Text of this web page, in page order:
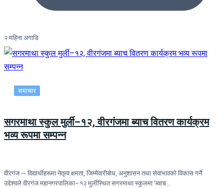
२ महिना अगाडि
समाचार
सगरमाथा स्कुल मुर्ली–१२, वीरगंजमा ब्याच वितरण कार्यक्रम
भव्य रूपमा सम्पन्न
वीरगंज — विद्यार्थीहरूमा नेतृत्व क्षमता, जिम्मेवारीबोध, अनुशासन तथा सेवाभावको विकास गर्ने
उद्देश्यले वीरगंज महानगरपालिका–१२ मुर्लीस्थित सगरमाथा स्कुलमा ‘ब्याच…